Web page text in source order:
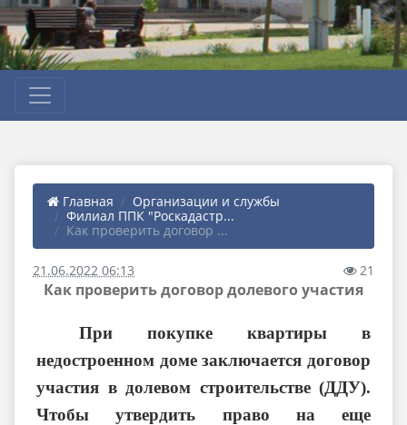
Главная
Организации и службы
Филиал ППК "Роскадастр...
Как проверить договор ...
21.06.2022 06:13 21
Как проверить договор долевого участия
При покупке квартиры в
недостроенном доме заключается договор
участия в долевом строительстве (ДДУ).
Чтобы утвердить право на еще